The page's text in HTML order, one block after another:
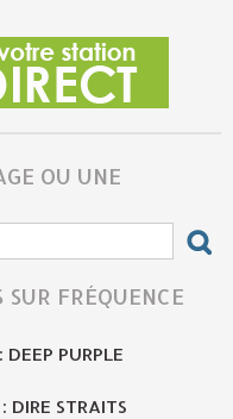
OU UNE
FRÉQUENCE
DEEP PURPLE
DIRE STRAITS